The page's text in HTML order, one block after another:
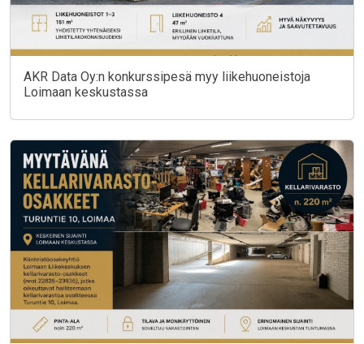
AKR Data Oy:n konkurssipesä myy liikehuoneistoja
Loimaan keskustassa